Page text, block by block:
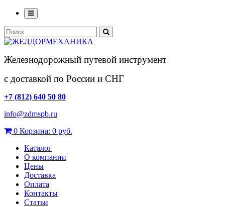
Железнодорожный путевой инструмент
с доставкой по России и СНГ
+7 (812) 640 50 80
info@zdmspb.ru
0 Корзина: 0 руб.
Каталог
О компании
Цены
Доставка
Оплата
Контакты
Статьи